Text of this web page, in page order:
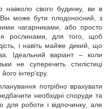
навколо свого будинку, ви в
може бути плодоносний, з
чагарниками, або просто
рослинами, для того, щоб
і навіть майже дикий, що
Ідеальний варіант – коли
не суперечить стилістиці
інтер'єру.
потрібно врахувати
необхідні споруди та
для роботи і відпочинку, але